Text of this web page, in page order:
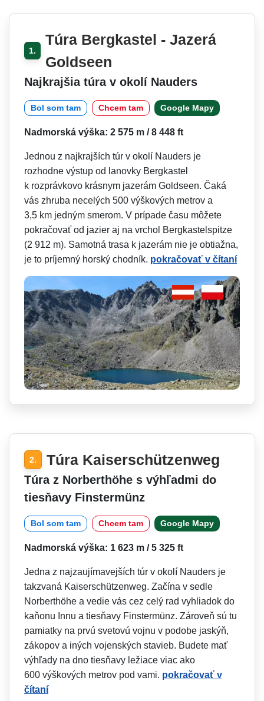
1.
Túra Bergkastel - Jazerá
Goldseen
Najkrajšia túra v okolí Nauders
Bol som tam Chcem tam Google Mapy
Nadmorská výška: 2 575 m / 8 448 ft
Jednou z najkrajších túr v okolí Nauders je
rozhodne výstup od lanovky Bergkastel
k rozprávkovo krásnym jazerám Goldseen. Čaká
vás zhruba necelých 500 výškových metrov a
3,5 km jedným smerom. V prípade času môžete
pokračovať od jazier aj na vrchol Bergkastelspitze
(2 912 m). Samotná trasa k jazerám nie je obtiažna,
je to príjemný horský chodník. pokračovať v čítaní
2. Túra Kaiserschützenweg
Túra z Norberthöhe s výhľadmi do
tiesňavy Finstermünz
Bol som tam Chcem tam Google Mapy
Nadmorská výška: 1 623 m / 5 325 ft
Jedna z najzaujímavejších túr v okolí Nauders je
takzvaná Kaiserschützenweg. Začína v sedle
Norberthöhe a vedie vás cez celý rad vyhliadok do
kaňonu Innu a tiesňavy Finstermünz. Zároveň sú tu
pamiatky na prvú svetovú vojnu v podobe jaskýň,
zákopov a iných vojenských stavieb. Budete mať
výhľady na dno tiesňavy ležiace viac ako
600 výškových metrov pod vami. pokračovať v
čítaní